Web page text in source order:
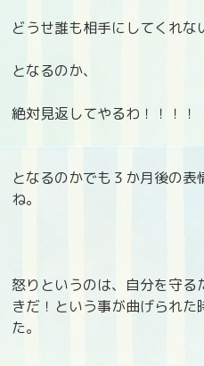
どうせ誰も相手にしてくれな
となるのか、
絶対見返してやるわ！！！！
となるのかでも３か月後の
ね。
怒りというのは、自分を守
きだ！という事が曲げられ
た。